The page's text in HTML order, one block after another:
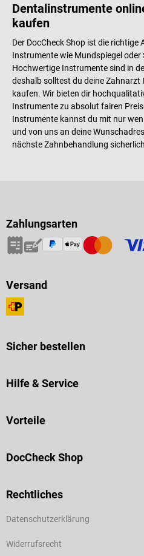
Dentalinstrumente
kaufen
Der DocCheck Shop ist die
Instrumente wie Mundspiegel
Hochwertige Instrumente sind in
deshalb solltest du deine
kaufen. Wir bieten dir
Instrumente zu absolut fairen
Instrumente kannst du mit nur
und von uns an deine
nächste Zahnbehandlung
Zahlungsarten
Versand
Sicher bestellen
Hilfe & Service
Vorteile
DocCheck Shop
Rechtliches
Datenschutzerklärung
Widerrufsrecht